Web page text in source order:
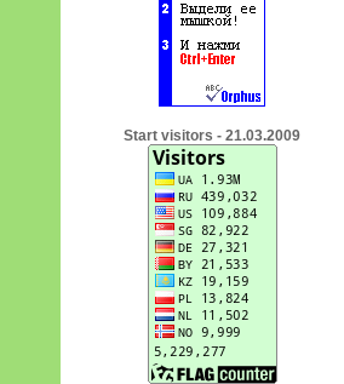
Start visitors - 21.03.2009